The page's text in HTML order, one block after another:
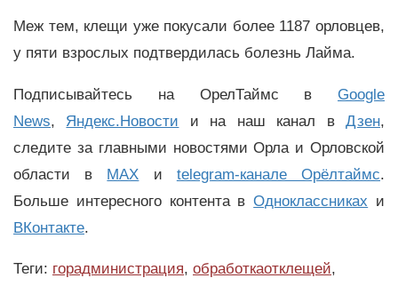
Меж тем, клещи уже покусали более 1187 орловцев,
у пяти взрослых подтвердилась болезнь Лайма.
Подписывайтесь на ОрелТаймс в Google
News, Яндекс.Новости и на наш канал вДзен,
следите за главными новостями Орла и Орловской
области в MAX и telegram-канале Орёлтаймс.
Больше интересного контента вОдноклассниках и
ВКонтакте.
Теги: горадминистрация, обработкаотклещей,